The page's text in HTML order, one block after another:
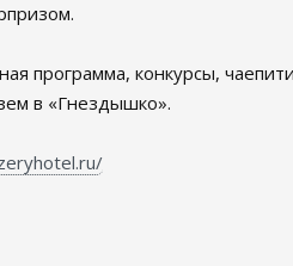
программа, конкурсы,
в «Гнездышко».